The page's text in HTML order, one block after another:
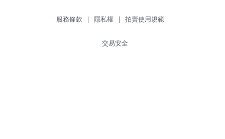
服務條款 | 隱私權 | 拍賣使用規範
交易安全